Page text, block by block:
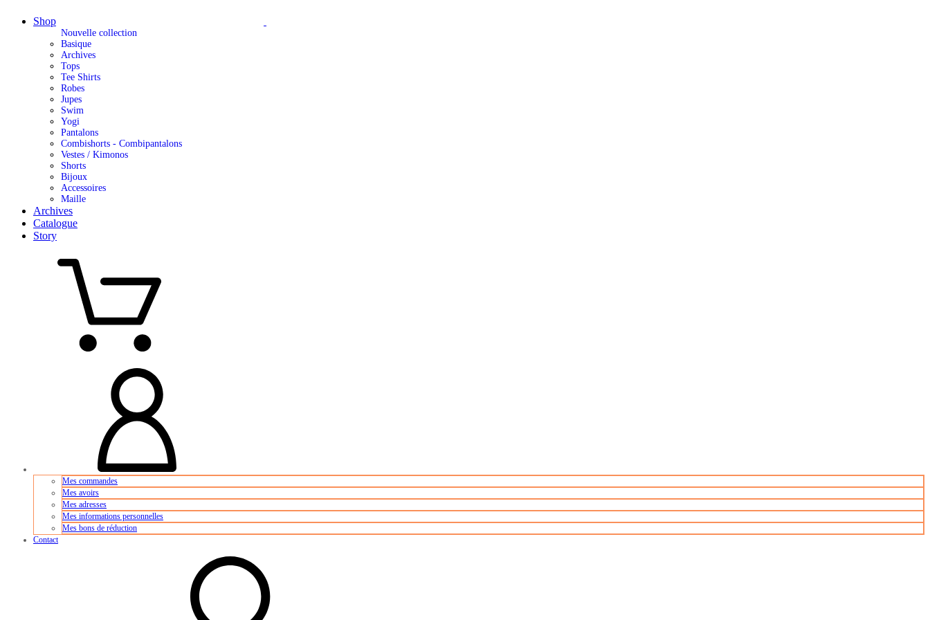
Shop
Nouvelle collection
Basique
Archives
Tops
Tee Shirts
Robes
Jupes
Swim
Yogi
Pantalons
Combishorts - Combipantalons
Vestes / Kimonos
Shorts
Bijoux
Accessoires
Maille
Archives
Catalogue
Story
Mes commandes
Mes avoirs
Mes adresses
Mes informations personnelles
Mes bons de réduction
Contact